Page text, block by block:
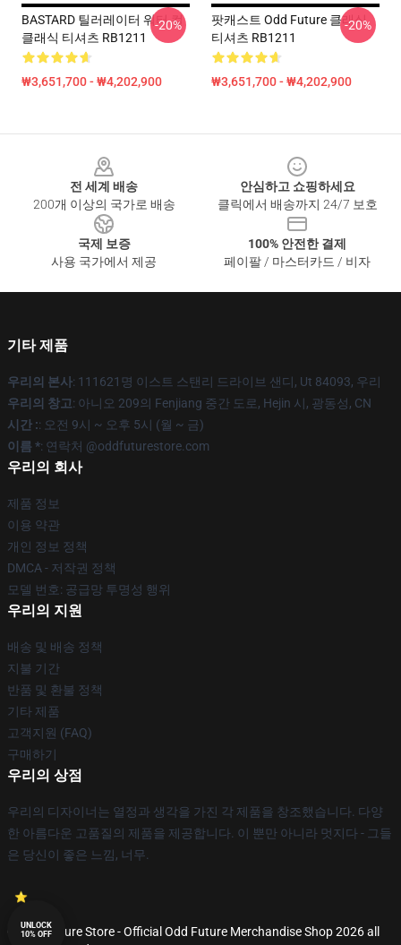
BASTARD 틸러레이터 워터 컬
클래식 티셔츠 RB1211
₩3,651,700 - ₩4,202,900
-20%
팟캐스트 Odd Future 클래식
티셔츠 RB1211
₩3,651,700 - ₩4,202,900
-20%
전 세계 배송
200개 이상의 국가로 배송
안심하고 쇼핑하세요
클릭에서 배송까지 24/7 보호
국제 보증
사용 국가에서 제공
100% 안전한 결제
페이팔 / 마스터카드 / 비자
기타 제품
우리의 본사: 111621명 이스트 스탠리 드라이브 샌디, Ut 84093, 우리
우리의 창고: 아니오 209의 Fenjiang 중간 도로, Hejin 시, 광동성, CN
시간 :: 오전 9시 ~ 오후 5시 (월 ~ 금)
이름 *: 연락처 @oddfuturestore.com
우리의 회사
제품 정보
이용 약관
개인 정보 정책
DMCA - 저작권 정책
모델 번호: 공급망 투명성 행위
우리의 지원
배송 및 배송 정책
지불 기간
반품 및 환불 정책
기타 제품
고객지원 (FAQ)
구매하기
우리의 상점
우리의 디자이너는 열정과 생각을 가진 각 제품을 창조했습니다. 다양
한 아름다운 고품질의 제품을 제공합니다. 이 뿐만 아니라 멋지다 - 그들
은 당신이 좋은 느낌, 너무.
© Odd Future Store - Official Odd Future Merchandise Shop 2026 all
UNLOCK
10% OFF